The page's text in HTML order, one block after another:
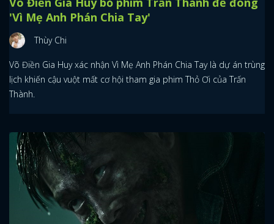
'Vì Mẹ Anh Phán Chia Tay'
Thùy Chi
Võ Điền Gia Huy xác nhận Vì Mẹ Anh Phán Chia Tay là dự án trùng
lịch khiến cậu vuột mất cơ hội tham gia phim Thỏ Ơi của Trấn
Thành.